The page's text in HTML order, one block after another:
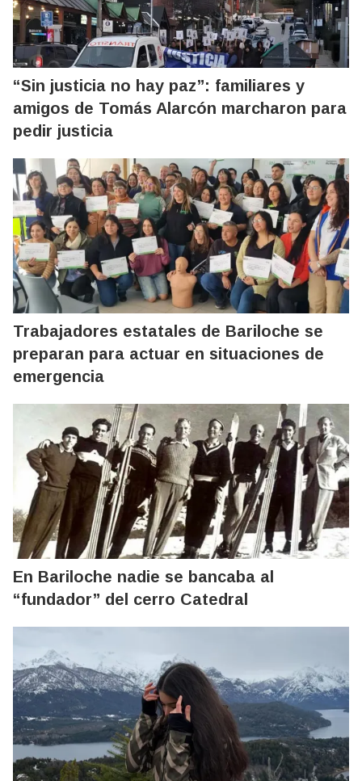
“Sin justicia no hay paz”: familiares y
amigos de Tomás Alarcón marcharon para
pedir justicia
Trabajadores estatales de Bariloche se
preparan para actuar en situaciones de
emergencia
En Bariloche nadie se bancaba al
“fundador” del cerro Catedral